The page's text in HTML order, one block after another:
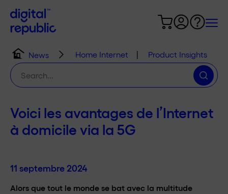
News Home Internet |
Product Insights
Chercher
:
Voici les avantages de l’Internet
à domicile via la 5G
11 septembre 2024
Alors que tout le monde se bat avec la multitude